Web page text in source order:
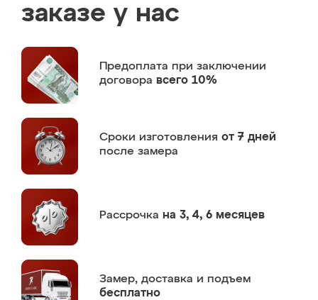
заказе у нас
Предоплата при заключении
договора всего 10%
Сроки изготовления от 7 дней
после замера
Рассрочка на 3, 4, 6 месяцев
Замер, доставка и подъем
бесплатно